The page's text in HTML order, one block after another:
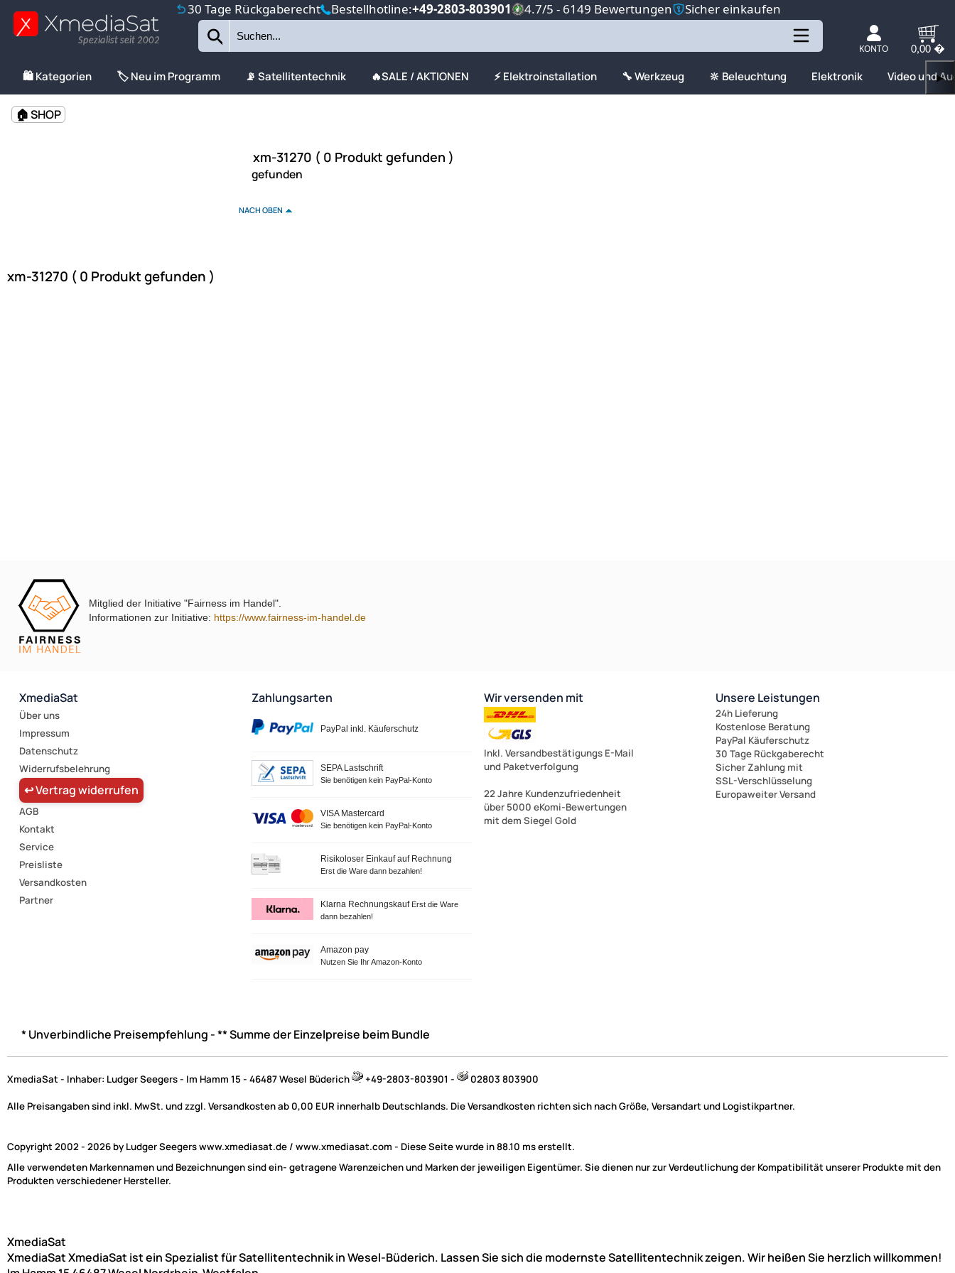
30 Tage Rückgaberecht Bestellhotline:+49-2803-803901 4.7/5 - 6149 Bewertungen Sicher einkaufen
Spezialist seit 2002
KONTO 0,00 �
🛍️ Kategorien 🏷️ Neu im Programm 📡 Satellitentechnik 🔥SALE / AKTIONEN ⚡ Elektroinstallation 🔧 Werkzeug 🔆 Beleuchtung Elektronik Video und▶
🏠 SHOP
xm-31270 ( 0 Produkt gefunden )
gefunden
NACH OBEN
xm-31270 ( 0 Produkt gefunden )
Mitglied der Initiative "Fairness im Handel".
Informationen zur Initiative: https://www.fairness-im-handel.de
XmediaSat
Über uns
Impressum
Datenschutz
Widerrufsbelehrung
↩ Vertrag widerrufen
AGB
Kontakt
Service
Preisliste
Versandkosten
Partner
Zahlungsarten
PayPal inkl. Käuferschutz
SEPA Lastschrift
Sie benötigen kein PayPal-Konto
VISA Mastercard
Sie benötigen kein PayPal-Konto
Risikoloser Einkauf auf Rechnung
Erst die Ware dann bezahlen!
Klarna Rechnungskauf Erst die Ware
dann bezahlen!
Amazon pay
Nutzen Sie Ihr Amazon-Konto
Wir versenden mit
Inkl. Versandbestätigungs E-Mail
und Paketverfolgung
22 Jahre Kundenzufriedenheit
über 5000 eKomi-Bewertungen
mit dem Siegel Gold
Unsere Leistungen
24h Lieferung
Kostenlose Beratung
PayPal Käuferschutz
30 Tage Rückgaberecht
Sicher Zahlung mit
SSL-Verschlüsselung
Europaweiter Versand
* Unverbindliche Preisempfehlung - ** Summe der Einzelpreise beim Bundle
XmediaSat - Inhaber: Ludger Seegers - Im Hamm 15 - 46487 Wesel Büderich +49-2803-803901 - 02803 803900
Alle Preisangaben sind inkl. MwSt. und zzgl. Versandkosten ab 0,00 EUR innerhalb Deutschlands. Die Versandkosten richten sich nach Größe, Versandart und Logistikpartner.
Copyright 2002 - 2026 by Ludger Seegers www.xmediasat.de / www.xmediasat.com - Diese Seite wurde in 88.10 ms erstellt.
Alle verwendeten Markennamen und Bezeichnungen sind ein- getragene Warenzeichen und Marken der jeweiligen Eigentümer. Sie dienen nur zur Verdeutlichung der Kompatibilität unserer Produkte mit den
Produkten verschiedener Hersteller.
XmediaSat
XmediaSatXmediaSat ist ein Spezialist für Satellitentechnik in Wesel-Büderich. Lassen Sie sich die modernste Satellitentechnik zeigen. Wir heißen Sie herzlich willkommen!